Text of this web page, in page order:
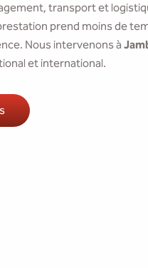
transport et
prend moins de
Nous intervenons à
et international.